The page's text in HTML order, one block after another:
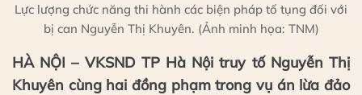
Lực lượng chức năng thi hành các biện pháp tố tụng đối với
bị can Nguyễn Thị Khuyên. (Ảnh minh họa: TNM)
HÀ NỘI – VKSND TP Hà Nội truy tố Nguyễn Thị
Khuyên cùng hai đồng phạm trong vụ án lừa đảo